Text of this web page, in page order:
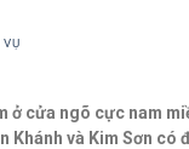
VỤ
ở cửa ngõ cực nam
Khánh và Kim Sơn